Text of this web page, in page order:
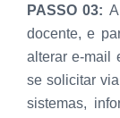
PASSO 03:
docente, e
alterar e-mail
se solicitar
sistemas,